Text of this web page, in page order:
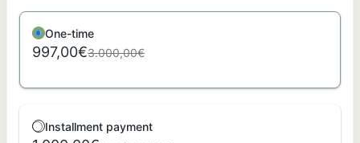
One-time
997,00€3.000,00€
Installment payment